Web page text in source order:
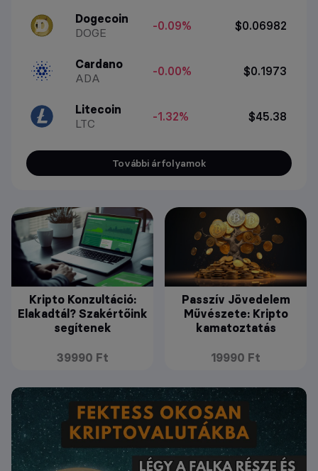
Dogecoin
DOGE
-0.09% $0.06982
Cardano
ADA
-0.00% $0.1973
Litecoin
LTC
-1.32% $45.38
További árfolyamok
Kripto Konzultáció:
Elakadtál? Szakértőink
segítenek
39990 Ft
Passzív Jövedelem
Művészete: Kripto
kamatoztatás
19990 Ft